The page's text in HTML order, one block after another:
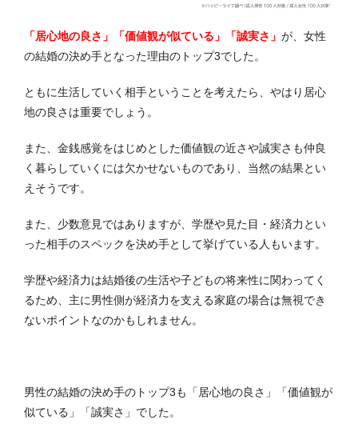
「居心地の良さ」「価値観が似ている」「誠実さ 」 が、女性
の結婚の決め手となった理由のトップ3でした。
ともに生活していく相手ということを考えたら、やはり居心
地の良さは重要でしょう。
また、金銭感覚をはじめとした価値観の近さや誠実さも仲良
く暮らしていくには欠かせないものであり、当然の結果とい
えそうです。
また、少数意見ではありますが、学歴や見た目・経済力とい
った相手のスペックを決め手として挙げている人もいます。
学歴や経済力は結婚後の生活や子どもの将来性に関わってく
るため、主に男性側が経済力を支える家庭の場合は無視でき
ないポイントなのかもしれません。
男性の結婚の決め手のトップ3も「居心地の良さ」「価値観が
似ている」「誠実さ」でした。